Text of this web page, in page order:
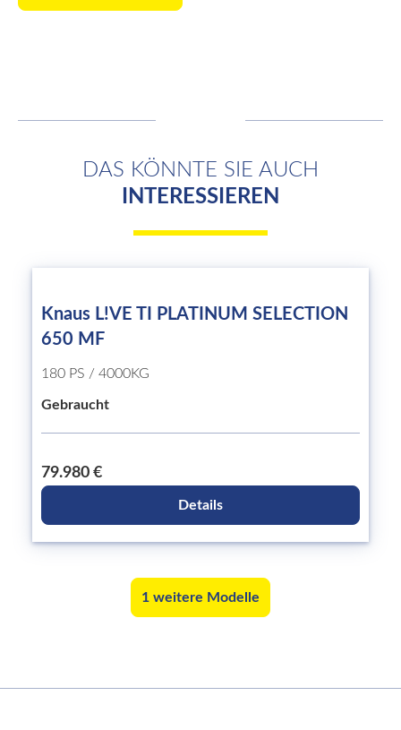
DAS KÖNNTE SIE AUCH
INTERESSIEREN
Knaus L!VE TI PLATINUM SELECTION
650 MF
180 PS / 4000KG
Gebraucht
79.980 €
Details
1 weitere Modelle